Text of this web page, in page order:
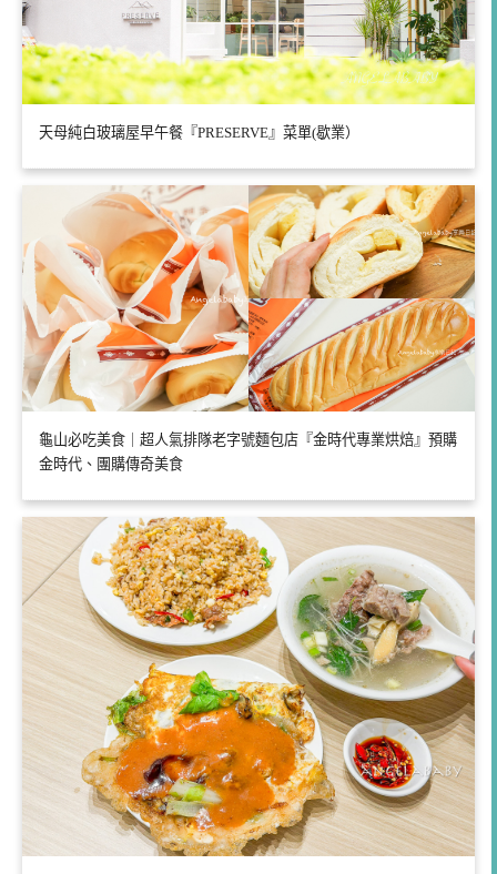
天母純白玻璃屋早午餐『PRESERVE』菜單(歇業）
龜山必吃美食｜超人氣排隊老字號麵包店『金時代專業烘焙』預購
金時代、團購傳奇美食